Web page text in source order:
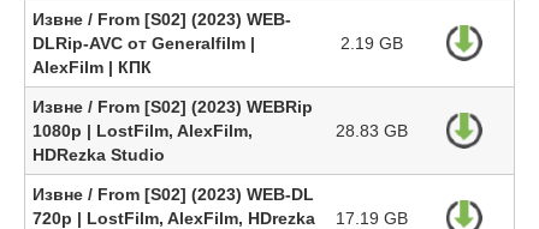
Извне / From [S02] (2023) WEB-
DLRip-AVC от Generalfilm |
AlexFilm | КПК
2.19 GB
Извне / From [S02] (2023) WEBRip
1080p | LostFilm, AlexFilm,
HDRezka Studio
28.83 GB
Извне / From [S02] (2023) WEB-DL
720p | LostFilm, AlexFilm, HDrezka
17.19 GB